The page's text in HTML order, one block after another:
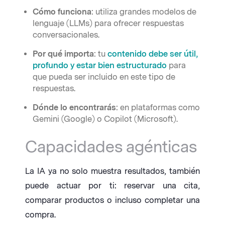
Cómo funciona: utiliza grandes modelos de
lenguaje (LLMs) para ofrecer respuestas
conversacionales.
Por qué importa: tu contenido debe ser útil,
profundo y estar bien estructurado para
que pueda ser incluido en este tipo de
respuestas.
Dónde lo encontrarás: en plataformas como
Gemini (Google) o Copilot (Microsoft).
Capacidades agénticas
La IA ya no solo muestra resultados, también
puede actuar por ti: reservar una cita,
comparar productos o incluso completar una
compra.